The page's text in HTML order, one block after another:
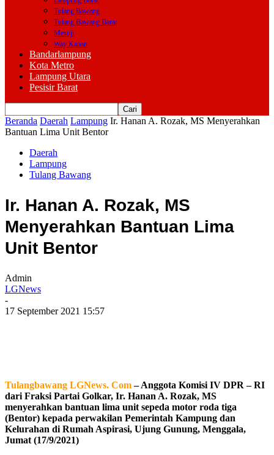
Tulang Bawang
Tulang Bawang Barat
Mesuji
Way Kanan
Bandarlampung
Kota Metro
Lampung Utara
Pesisir Barat
Beranda Daerah Lampung Ir. Hanan A. Rozak, MS Menyerahkan
Bantuan Lima Unit Bentor
Daerah
Lampung
Tulang Bawang
Ir. Hanan A. Rozak, MS
Menyerahkan Bantuan Lima
Unit Bentor
Admin
LGNews
-
17 September 2021 15:57
Tulangbawang LGNews. Com– Anggota Komisi IV DPR – RI
dari Fraksi Partai Golkar, Ir. Hanan A. Rozak, MS
menyerahkan bantuan lima unit sepeda motor roda tiga
(Bentor) kepada perwakilan Pemerintah Kampung dan
Kelurahan di Rumah Aspirasi, Ujung Gunung, Menggala,
Jumat (17/9/2021)